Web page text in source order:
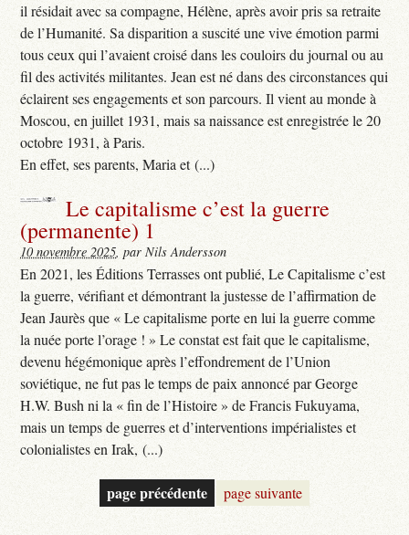
il résidait avec sa compagne, Hélène, après avoir pris sa retraite
de l’Humanité. Sa disparition a suscité une vive émotion parmi
tous ceux qui l’avaient croisé dans les couloirs du journal ou au
fil des activités militantes. Jean est né dans des circonstances qui
éclairent ses engagements et son parcours. Il vient au monde à
Moscou, en juillet 1931, mais sa naissance est enregistrée le 20
octobre 1931, à Paris.
En effet, ses parents, Maria et (...)
Le capitalisme c’est la guerre
(permanente) 1
10 novembre 2025, par Nils Andersson
En 2021, les Éditions Terrasses ont publié, Le Capitalisme c’est
la guerre, vérifiant et démontrant la justesse de l’affirmation de
Jean Jaurès que « Le capitalisme porte en lui la guerre comme
la nuée porte l’orage ! » Le constat est fait que le capitalisme,
devenu hégémonique après l’effondrement de l’Union
soviétique, ne fut pas le temps de paix annoncé par George
H.W. Bush ni la « fin de l’Histoire » de Francis Fukuyama,
mais un temps de guerres et d’interventions impérialistes et
colonialistes en Irak, (...)
page précédente page suivante